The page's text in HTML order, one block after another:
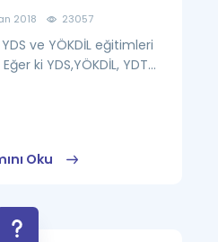
2018 23057
ve YÖKDİL eğitimleri
ki YDS,YÖKDİL, YDT...
Oku